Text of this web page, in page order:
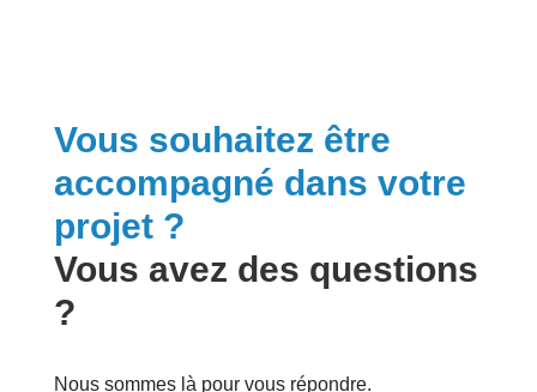
Vous souhaitez être
accompagné dans votre
projet ?
Vous avez des questions
?
Nous sommes là pour vous répondre.